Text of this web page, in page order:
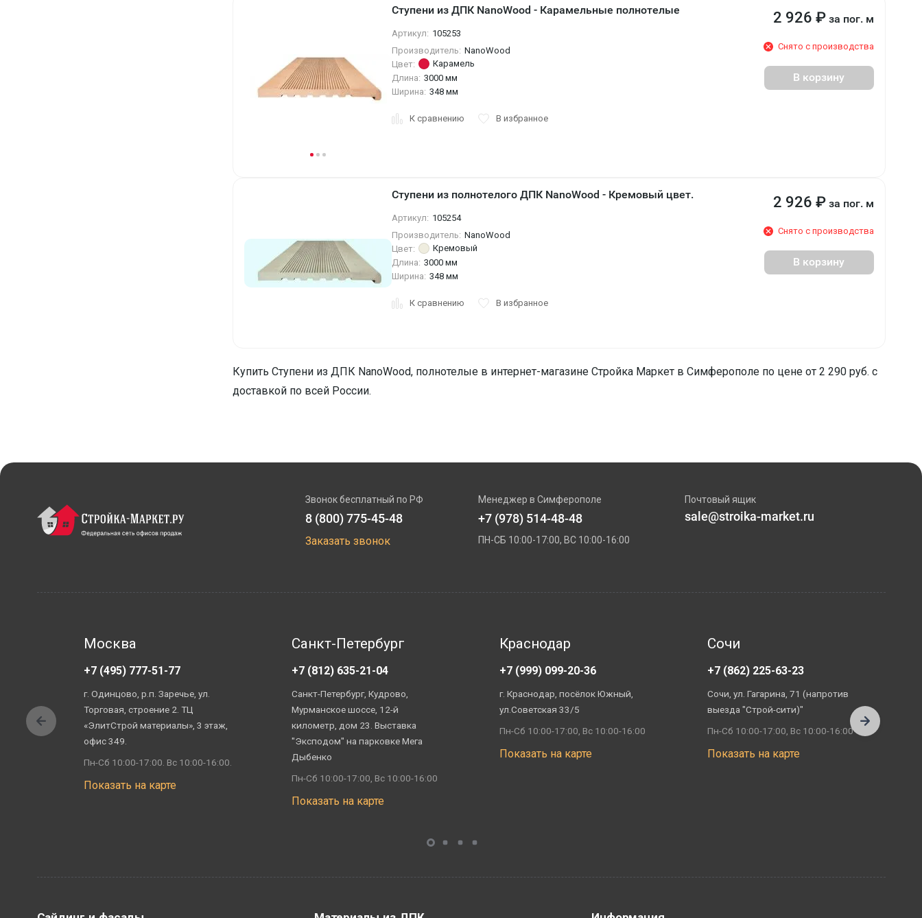
Ступени из ДПК NanoWood - Карамельные полнотелые
Артикул: 105253
Производитель: NanoWood
Цвет:
Карамель
Длина: 3000 мм
Ширина: 348 мм
К сравнению В избранное
2 926 ₽ за пог. м
Снято с производства
В корзину
Ступени из полнотелого ДПК NanoWood - Кремовый цвет.
Артикул: 105254
Производитель: NanoWood
Цвет:
Кремовый
Длина: 3000 мм
Ширина: 348 мм
К сравнению В избранное
2 926 ₽ за пог. м
Снято с производства
В корзину
Купить Ступени из ДПК NanoWood, полнотелые в интернет-магазине Стройка Маркет в Симферополe по цене от 2 290 руб. с
доставкой по всей России.
Звонок бесплатный по РФ
8 (800) 775-45-48
Заказать звонок
Менеджер в Симферополe
+7 (978) 514-48-48
ПН-СБ 10:00-17:00, ВС 10:00-16:00
Почтовый ящик
sale@stroika-market.ru
Москва
+7 (495) 777-51-77
г. Одинцово, р.п. Заречье, ул.
Торговая, строение 2. ТЦ
«ЭлитСтрой материалы», 3 этаж,
офис 349.
Пн-Сб 10:00-17:00. Вс 10:00-16:00.
Показать на карте
Санкт-Петербург
+7 (812) 635-21-04
Санкт-Петербург, Кудрово,
Мурманское шоссе, 12-й
километр, дом 23. Выставка
"Эксподом" на парковке Мега
Дыбенко
Пн-Сб 10:00-17:00, Вс 10:00-16:00
Показать на карте
Краснодар
+7 (999) 099-20-36
г. Краснодар, посёлок Южный,
ул.Советская 33/5
Пн-Сб 10:00-17:00, Вс 10:00-16:00
Показать на карте
Сочи
+7 (862) 225-63-23
Сочи, ул. Гагарина, 71 (напротив
выезда "Строй-сити)"
Пн-Сб 10:00-17:00, Вс 10:00-16:00
Показать на карте